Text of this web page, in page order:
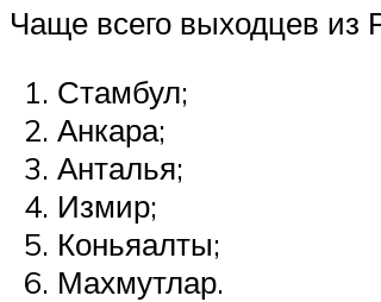
Чаще всего выходцев из
Стамбул;
Анкара;
Анталья;
Измир;
Коньяалты;
Махмутлар.